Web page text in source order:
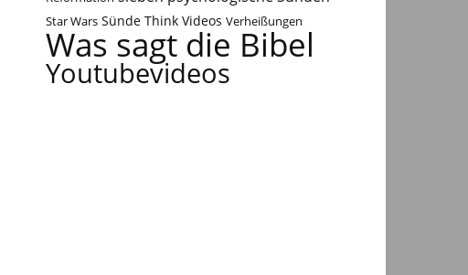
Star Wars Sünde Think Videos Verheißungen
Was sagt die Bibel
Youtubevideos